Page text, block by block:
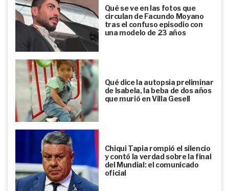
Qué se ve en las fotos que
circulan de Facundo Moyano
tras el confuso episodio con
una modelo de 23 años
Qué dice la autopsia preliminar
de Isabela, la beba de dos años
que murió en Villa Gesell
Chiqui Tapia rompió el silencio
y contó la verdad sobre la final
del Mundial: el comunicado
oficial